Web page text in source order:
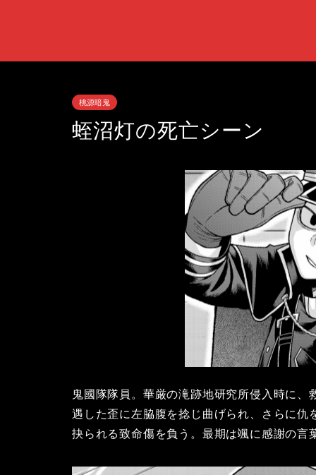
桃源暗鬼
蛭沼灯の死亡シーン
鬼國隊隊員。華厳の滝跡地研究所侵入時に
遇した歪に左脇腹を捻じ曲げられ、さらに仇
抉られる致命傷を負う。最期は颯に感謝の言